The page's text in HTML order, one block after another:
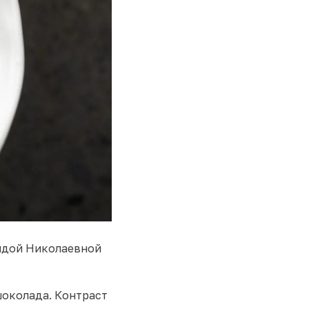
Николаевной
Контраст